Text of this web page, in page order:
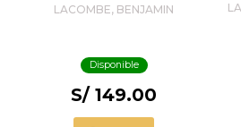
LACOMBE, BENJAMIN
Disponible
S/ 149.00